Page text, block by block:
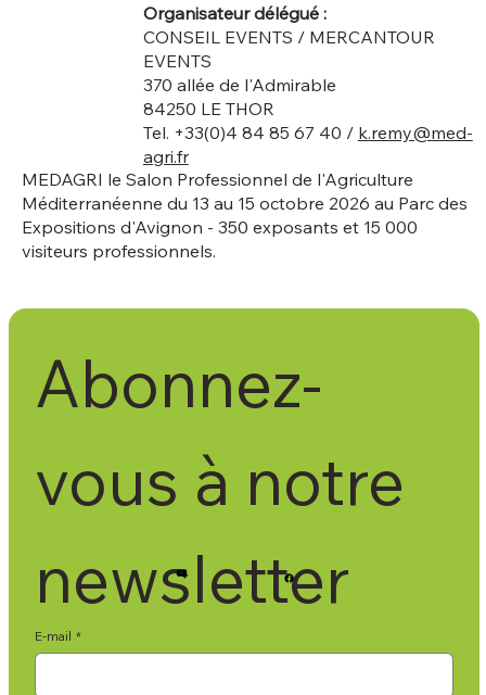
MEDAGRI le Salon Professionnel de l'Agriculture
Méditerranéenne du 13 au 15 octobre 2026 au Parc des
Expositions d'Avignon - 350 exposants et 15 000
visiteurs professionnels.
Organisateur délégué :
CONSEIL EVENTS / MERCANTOUR
EVENTS
370 allée de l'Admirable
84250 LE THOR
Tel. +33(0)4 84 85 67 40 / k.remy@med-
agri.fr
Abonnez-
vous à notre
newsletter
E-mail *